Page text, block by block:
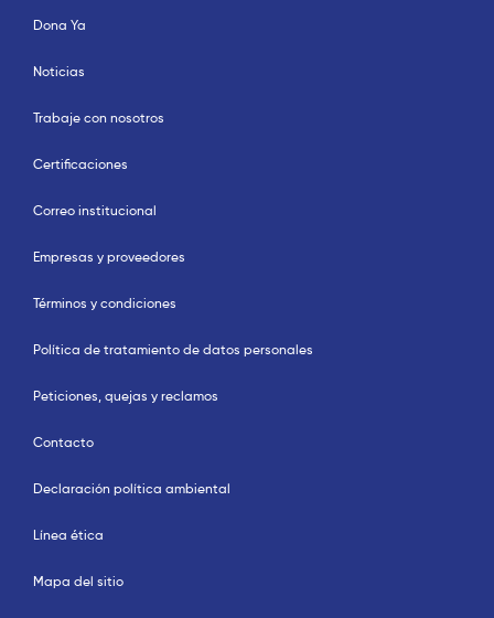
Dona Ya
Noticias
Trabaje con nosotros
Certificaciones
Correo institucional
Empresas y proveedores
Términos y condiciones
Política de tratamiento de datos personales
Peticiones, quejas y reclamos
Contacto
Declaración política ambiental
Línea ética
Mapa del sitio